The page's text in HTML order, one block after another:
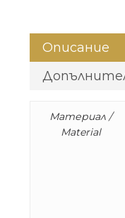
Описание
Материал /
Material